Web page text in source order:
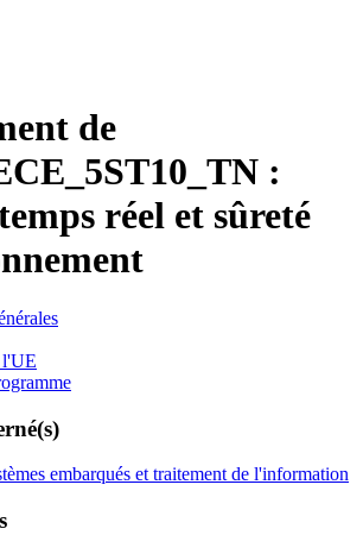
de
:
réel et sûreté
l'UE
embarqués et traitement de l'information